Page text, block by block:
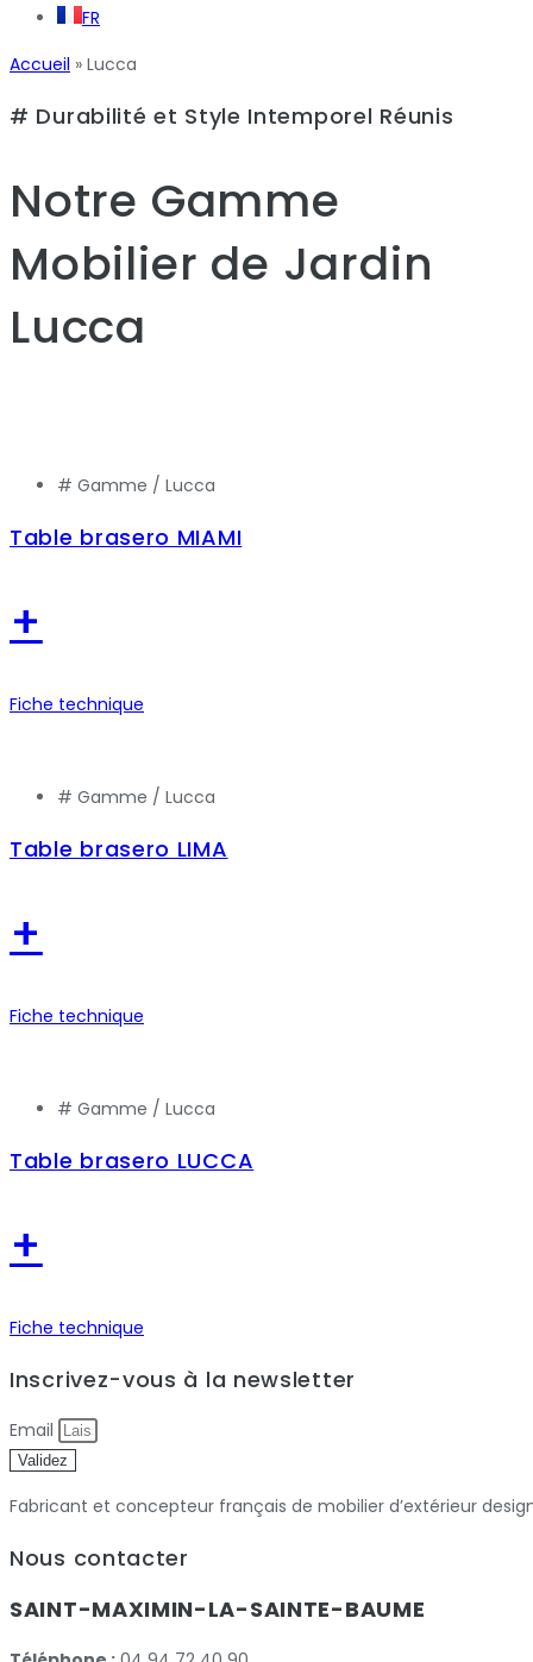
FR
Accueil » Lucca
# Durabilité et Style Intemporel Réunis
Notre Gamme
Mobilier de Jardin
Lucca
# Gamme / Lucca
Table brasero MIAMI
+
Fiche technique
# Gamme / Lucca
Table brasero LIMA
+
Fiche technique
# Gamme / Lucca
Table brasero LUCCA
+
Fiche technique
Inscrivez-vous à la newsletter
Email
Validez
Fabricant et concepteur français de mobilier d’extérieur
Nous contacter
SAINT-MAXIMIN-LA-SAINTE-BAUME